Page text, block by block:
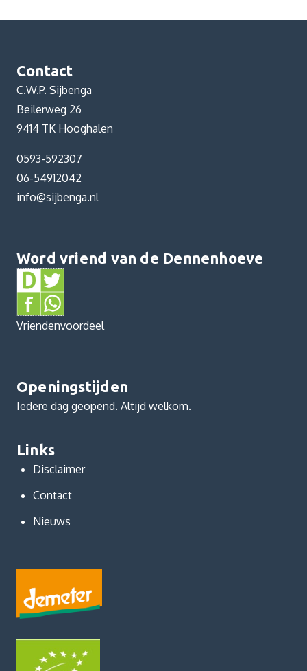
Contact
C.W.P. Sijbenga
Beilerweg 26
9414 TK Hooghalen
0593-592307
06-54912042
info@sijbenga.nl
Word vriend van de Dennenhoeve
Vriendenvoordeel
Openingstijden
Iedere dag geopend. Altijd welkom.
Links
Disclaimer
Contact
Nieuws